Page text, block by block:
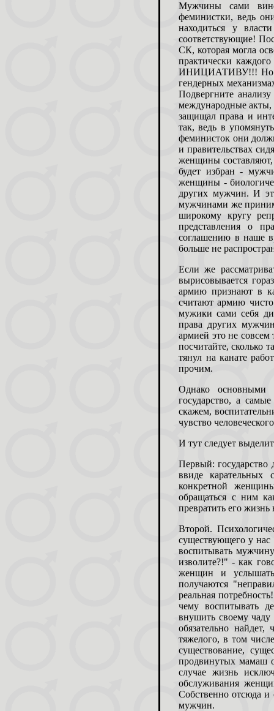
Мужчины сами
феминистки, ведь
находиться у
соответствующие!
СК, которая могла
практически
ИНИЦИАТИВУ!!! Но
гендерных
Подвергните
международные акты,
защищал права и
так, ведь в
феминисток они
и правительствах
женщины составляют,
будет избран -
женщины -
других мужчин. И
мужчинами же
широкому кругу
представления о
соглашению в наше
больше не
Если же
вырисовывается
армию признают в
считают армию
мужики сами себя
права других
армией это не совсем
посчитайте, сколько
тянул на канате
прочим.
Однако
государство, а
скажем,
чувство
И тут следует
Первый:
ввиде
конкретной
обращаться с ним
превратить его жизнь
Второй.
существующего у нас
воспитывать
изволите?!" - как
женщин и
получаются
реальная
чему воспитывать
внушить своему чаду
обязательно
тяжелого, в том
существование,
продвинутых мамаш
случае жизнь
обслуживания
Собственно отсюда и
мужчин.